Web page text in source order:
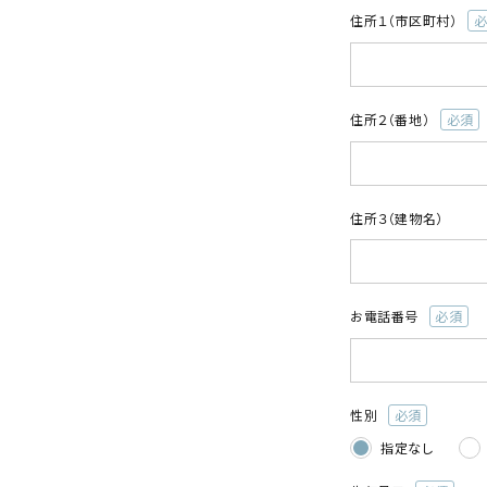
住所１（市区町村）
(必
住所２（番地）
(必
住所３（建物名）
お電話番号
(必
性別
須)
指定なし